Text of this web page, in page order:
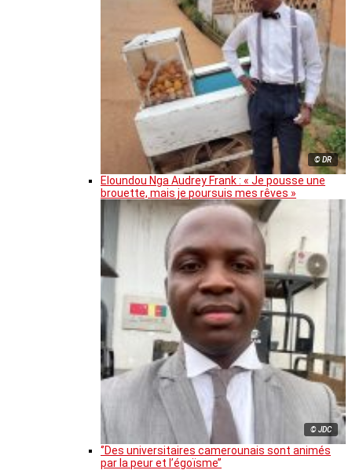
© DR
Eloundou Nga Audrey Frank : « Je pousse une
brouette, mais je poursuis mes rêves »
© JDC
‘’Des universitaires camerounais sont animés
par la peur et l’égoïsme’’